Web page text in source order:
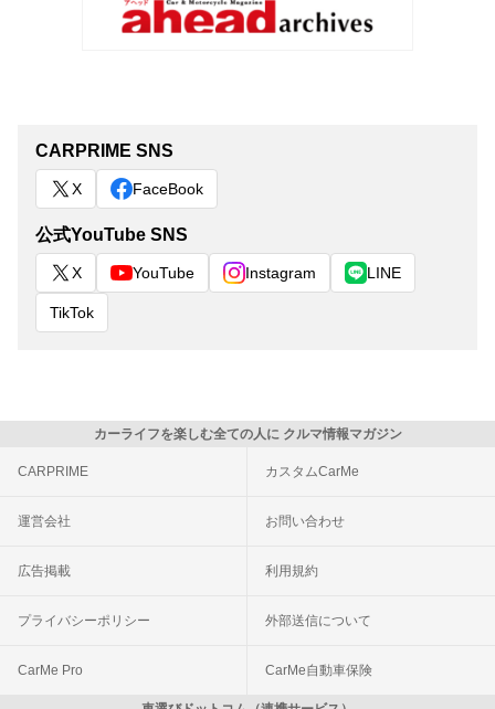
CARPRIME SNS
X FaceBook
公式YouTube SNS
X YouTube Instagram LINE
TikTok
カーライフを楽しむ全ての人に クルマ情報マガジン
CARPRIME カスタムCarMe
運営会社 お問い合わせ
広告掲載 利用規約
プライバシーポリシー 外部送信について
CarMe Pro CarMe自動車保険